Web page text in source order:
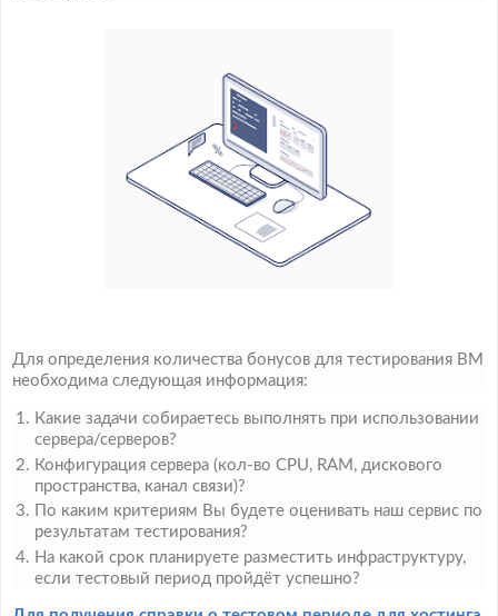
Для определения количества бонусов для тестирования ВМ
необходима следующая информация:
Какие задачи собираетесь выполнять при использовании
сервера/серверов?
Конфигурация сервера (кол-во CPU, RAM, дискового
пространства, канал связи)?
По каким критериям Вы будете оценивать наш сервис по
результатам тестирования?
На какой срок планируете разместить инфраструктуру,
если тестовый период пройдёт успешно?